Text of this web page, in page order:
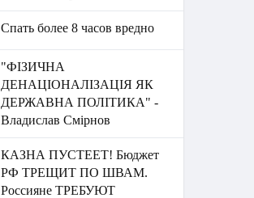
Спать более 8 часов вредно
"ФІЗИЧНА
ДЕНАЦІОНАЛІЗАЦІЯ ЯК
ДЕРЖАВНА ПОЛІТИКА" -
Владислав Смірнов
КАЗНА ПУСТЕЕТ! Бюджет
РФ ТРЕЩИТ ПО ШВАМ.
Россияне ТРЕБУЮТ